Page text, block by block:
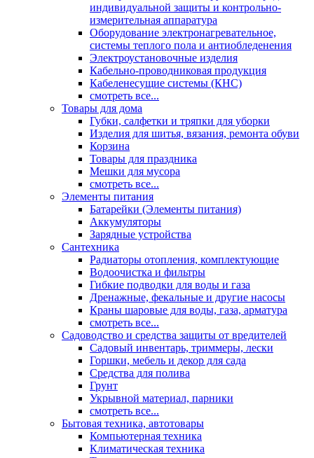
индивидуальной защиты и контрольно-
измерительная аппаратура
Оборудование электронагревательное,
системы теплого пола и антиобледенения
Электроустановочные изделия
Кабельно-проводниковая продукция
Кабеленесущие системы (КНС)
смотреть все...
Товары для дома
Губки, салфетки и тряпки для уборки
Изделия для шитья, вязания, ремонта обуви
Корзина
Товары для праздника
Мешки для мусора
смотреть все...
Элементы питания
Батарейки (Элементы питания)
Аккумуляторы
Зарядные устройства
Сантехника
Радиаторы отопления, комплектующие
Водоочистка и фильтры
Гибкие подводки для воды и газа
Дренажные, фекальные и другие насосы
Краны шаровые для воды, газа, арматура
смотреть все...
Садоводство и средства защиты от вредителей
Садовый инвентарь, триммеры, лески
Горшки, мебель и декор для сада
Средства для полива
Грунт
Укрывной материал, парники
смотреть все...
Бытовая техника, автотовары
Компьютерная техника
Климатическая техника